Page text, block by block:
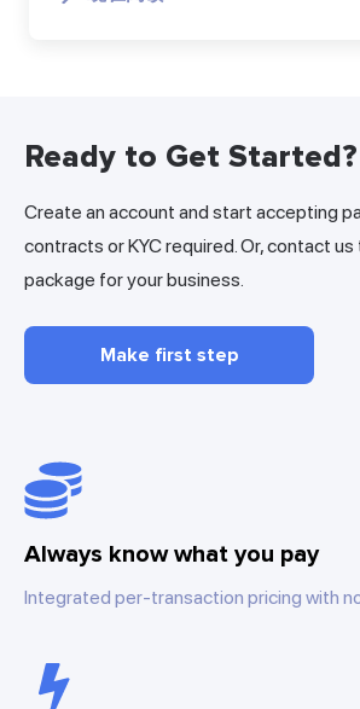
Ready to Get Started?
Create an account and start accepting
contracts or KYC required. Or, contact
package for your business.
Make first step
Always know what you pay
Integrated per-transaction pricing with